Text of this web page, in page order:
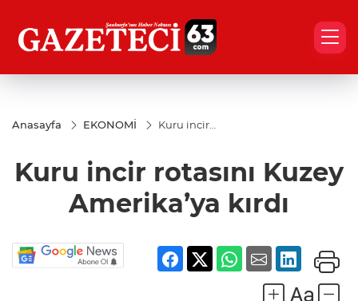
Anasayfa EKONOMİ
Kuru incir
Amerika’ya
kırdı
Kuru incir rotasını Kuzey
Amerika’ya kırdı